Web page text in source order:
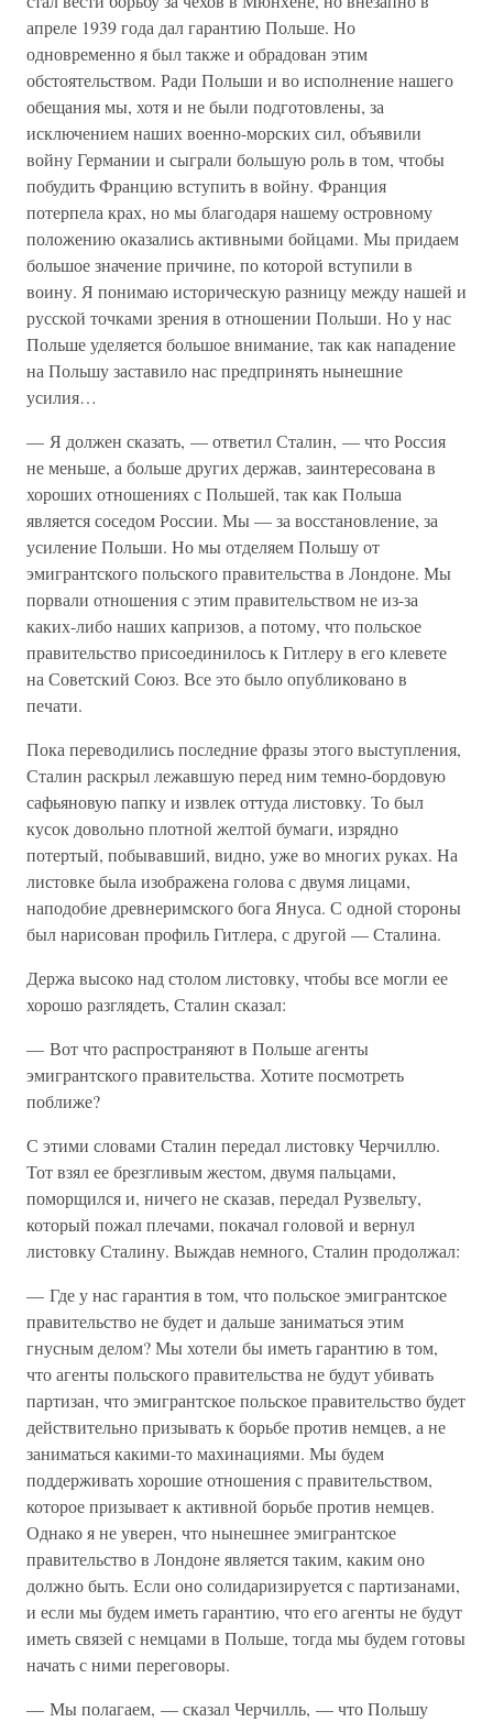
апреле 1939 года дал гарантию Польше. Но
одновременно я был также и обрадован этим
обстоятельством. Ради Польши и во исполнение нашего
обещания мы, хотя и не были подготовлены, за
исключением наших военно-морских сил, объявили
войну Германии и сыграли большую роль в том, чтобы
побудить Францию вступить в войну. Франция
потерпела крах, но мы благодаря нашему островному
положению оказались активными бойцами. Мы придаем
большое значение причине, по которой вступили в
воину. Я понимаю историческую разницу между нашей и
русской точками зрения в отношении Польши. Но у нас
Польше уделяется большое внимание, так как нападение
на Польшу заставило нас предпринять нынешние
усилия…
— Я должен сказать, — ответил Сталин, — что Россия
не меньше, а больше других держав, заинтересована в
хороших отношениях с Польшей, так как Польша
является соседом России. Мы — за восстановление, за
усиление Польши. Но мы отделяем Польшу от
эмигрантского польского правительства в Лондоне. Мы
порвали отношения с этим правительством не из-за
каких-либо наших капризов, а потому, что польское
правительство присоединилось к Гитлеру в его клевете
на Советский Союз. Все это было опубликовано в
печати.
Пока переводились последние фразы этого выступления,
Сталин раскрыл лежавшую перед ним темно-бордовую
сафьяновую папку и извлек оттуда листовку. То был
кусок довольно плотной желтой бумаги, изрядно
потертый, побывавший, видно, уже во многих руках. На
листовке была изображена голова с двумя лицами,
наподобие древнеримского бога Януса. С одной стороны
был нарисован профиль Гитлера, с другой — Сталина.
Держа высоко над столом листовку, чтобы все могли ее
хорошо разглядеть, Сталин сказал:
— Вот что распространяют в Польше агенты
эмигрантского правительства. Хотите посмотреть
поближе?
С этими словами Сталин передал листовку Черчиллю.
Тот взял ее брезгливым жестом, двумя пальцами,
поморщился и, ничего не сказав, передал Рузвельту,
который пожал плечами, покачал головой и вернул
листовку Сталину. Выждав немного, Сталин продолжал:
— Где у нас гарантия в том, что польское эмигрантское
правительство не будет и дальше заниматься этим
гнусным делом? Мы хотели бы иметь гарантию в том,
что агенты польского правительства не будут убивать
партизан, что эмигрантское польское правительство будет
действительно призывать к борьбе против немцев, а не
заниматься какими-то махинациями. Мы будем
поддерживать хорошие отношения с правительством,
которое призывает к активной борьбе против немцев.
Однако я не уверен, что нынешнее эмигрантское
правительство в Лондоне является таким, каким оно
должно быть. Если оно солидаризируется с партизанами,
и если мы будем иметь гарантию, что его агенты не будут
иметь связей с немцами в Польше, тогда мы будем готовы
начать с ними переговоры.
— Мы полагаем, — сказал Черчилль, — что Польшу